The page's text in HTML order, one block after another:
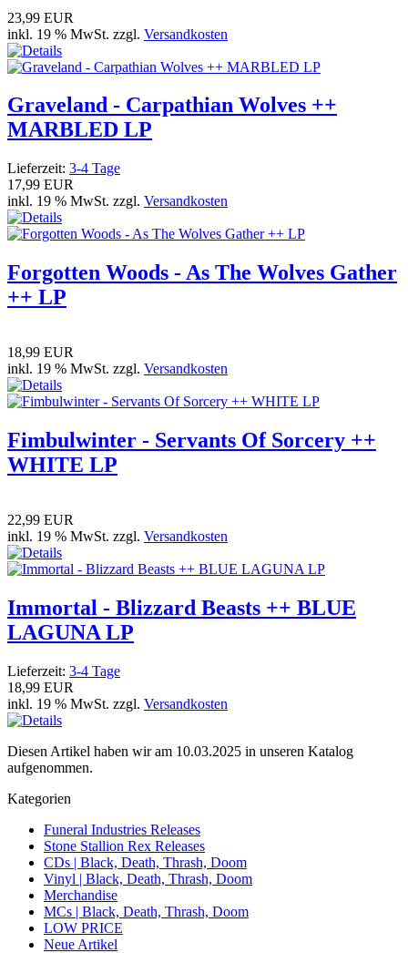
23,99 EUR
inkl. 19 % MwSt. zzgl. Versandkosten
Graveland - Carpathian Wolves ++
MARBLED LP
Lieferzeit: 3-4 Tage
17,99 EUR
inkl. 19 % MwSt. zzgl. Versandkosten
Forgotten Woods - As The Wolves Gather
++ LP
18,99 EUR
inkl. 19 % MwSt. zzgl. Versandkosten
Fimbulwinter - Servants Of Sorcery ++
WHITE LP
22,99 EUR
inkl. 19 % MwSt. zzgl. Versandkosten
Immortal - Blizzard Beasts ++ BLUE
LAGUNA LP
Lieferzeit: 3-4 Tage
18,99 EUR
inkl. 19 % MwSt. zzgl. Versandkosten
Diesen Artikel haben wir am 10.03.2025 in unseren Katalog
aufgenommen.
Kategorien
Funeral Industries Releases
Stone Stallion Rex Releases
CDs | Black, Death, Thrash, Doom
Vinyl | Black, Death, Thrash, Doom
Merchandise
MCs | Black, Death, Thrash, Doom
LOW PRICE
Neue Artikel